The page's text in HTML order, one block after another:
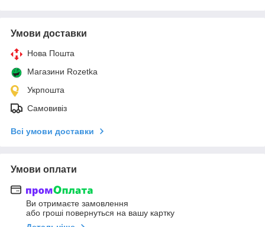
Умови доставки
Нова Пошта
Магазини Rozetka
Укрпошта
Самовивіз
Всі умови доставки
Умови оплати
Ви отримаєте замовлення
або гроші повернуться на вашу картку